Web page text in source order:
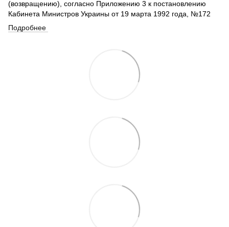
(возвращению), согласно Приложению 3 к постановлению
Кабинета Министров Украины от 19 марта 1992 года, №172
Подробнее